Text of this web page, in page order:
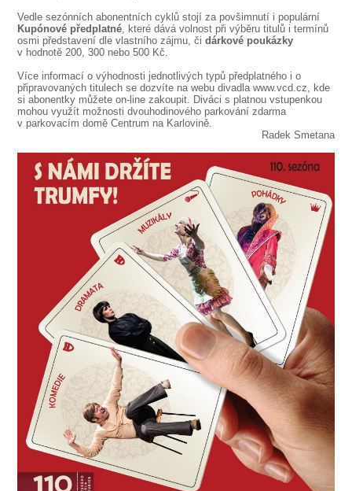
Vedle sezónních abonentních cyklů stojí za povšimnutí i populární
Kupónové předplatné, které dává volnost při výběru titulů i termínů
osmi představení dle vlastního zájmu, čidárkové poukázky
v hodnotě 200, 300 nebo 500 Kč.
Více informací o výhodnosti jednotlivých typů předplatného i o
připravovaných titulech se dozvíte na webu divadla www.vcd.cz, kde
si abonentky můžete on-line zakoupit. Diváci s platnou vstupenkou
mohou využít možnosti dvouhodinového parkování zdarma
v parkovacím domě Centrum na Karlovině.
Radek Smetana